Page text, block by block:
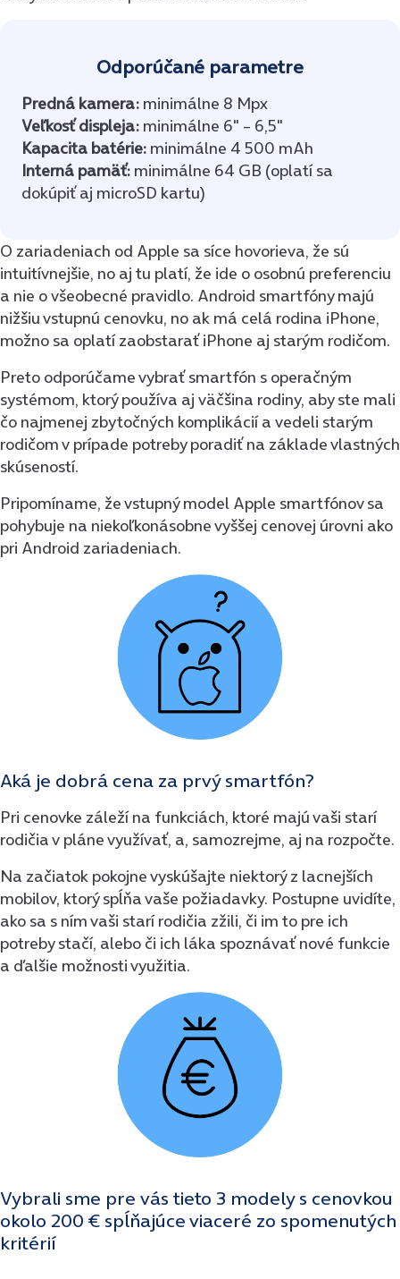
Odporúčané parametre
Predná kamera: minimálne 8 Mpx
Veľkosť displeja: minimálne 6″ – 6,5″
Kapacita batérie: minimálne 4 500 mAh
Interná pamäť: minimálne 64 GB (oplatí sa
dokúpiť aj microSD kartu)
O zariadeniach od Apple sa síce hovorieva, že sú
intuitívnejšie, no aj tu platí, že ide o osobnú preferenciu
a nie o všeobecné pravidlo. Android smartfóny majú
nižšiu vstupnú cenovku, no ak má celá rodina iPhone,
možno sa oplatí zaobstarať iPhone aj starým rodičom.
Preto odporúčame vybrať smartfón s operačným
systémom, ktorý používa aj väčšina rodiny, aby ste mali
čo najmenej zbytočných komplikácií a vedeli starým
rodičom v prípade potreby poradiť na základe vlastných
skúseností.
Pripomíname, že vstupný model Apple smartfónov sa
pohybuje na niekoľkonásobne vyššej cenovej úrovni ako
pri Android zariadeniach.
Aká je dobrá cena za prvý smartfón?
Pri cenovke záleží na funkciách, ktoré majú vaši starí
rodičia v pláne využívať, a, samozrejme, aj na rozpočte.
Na začiatok pokojne vyskúšajte niektorý z lacnejších
mobilov, ktorý spĺňa vaše požiadavky. Postupne uvidíte,
ako sa s ním vaši starí rodičia zžili, či im to pre ich
potreby stačí, alebo či ich láka spoznávať nové funkcie
a ďalšie možnosti využitia.
Vybrali sme pre vás tieto 3 modely s cenovkou
okolo 200 € spĺňajúce viaceré zo spomenutých
kritérií